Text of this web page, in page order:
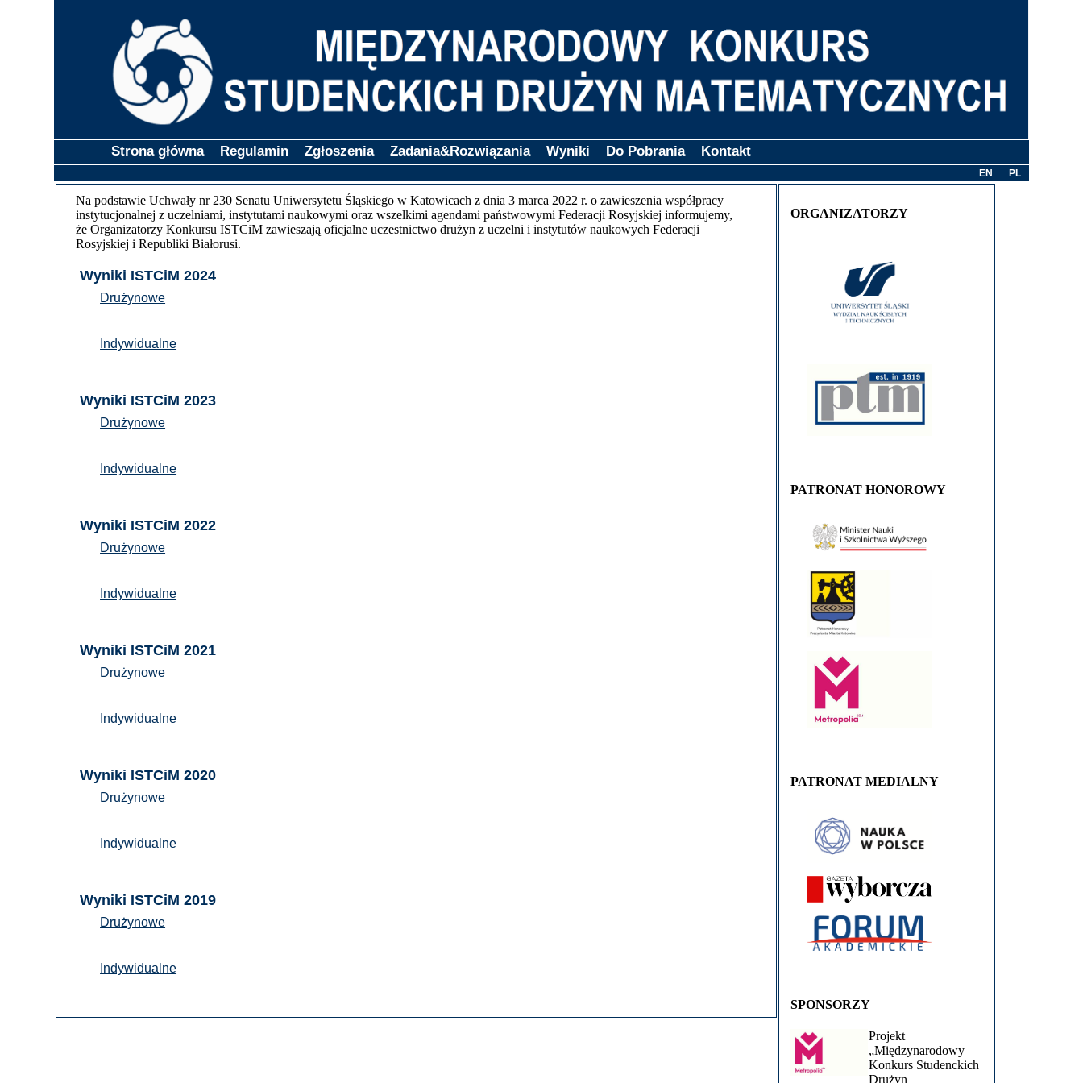
Strona główna Regulamin Zgłoszenia Zadania&Rozwiązania Wyniki Do Pobrania Kontakt
PL
EN
Na podstawie Uchwały nr 230 Senatu Uniwersytetu Śląskiego w Katowicach z dnia 3 marca 2022 r. o zawieszenia współpracy
instytucjonalnej z uczelniami, instytutami naukowymi oraz wszelkimi agendami państwowymi Federacji Rosyjskiej informujemy,
że Organizatorzy Konkursu ISTCiM zawieszają oficjalne uczestnictwo drużyn z uczelni i instytutów naukowych Federacji
Rosyjskiej i Republiki Białorusi.
Wyniki ISTCiM 2024
Drużynowe
Indywidualne
Wyniki ISTCiM 2023
Drużynowe
Indywidualne
Wyniki ISTCiM 2022
Drużynowe
Indywidualne
Wyniki ISTCiM 2021
Drużynowe
Indywidualne
Wyniki ISTCiM 2020
Drużynowe
Indywidualne
Wyniki ISTCiM 2019
Drużynowe
Indywidualne
ORGANIZATORZY
PATRONAT HONOROWY
PATRONAT MEDIALNY
SPONSORZY
Projekt
„Międzynarodowy
Konkurs Studenckich
Drużyn